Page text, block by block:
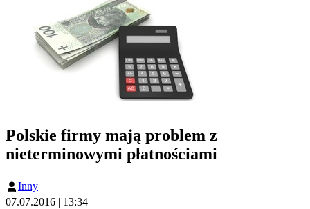
Polskie firmy mają problem z
nieterminowymi płatnościami
Inny
07.07.2016 | 13:34